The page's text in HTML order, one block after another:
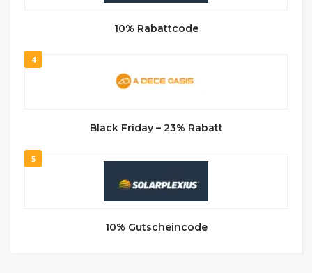
10% Rabattcode
4
Black Friday – 23% Rabatt
5
10% Gutscheincode